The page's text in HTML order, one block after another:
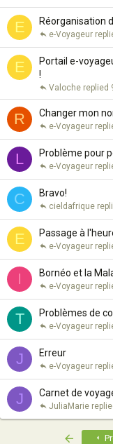
E Réorganisation
e-Voyageur
E
Portail e-
!
Valoche
R Changer mon
e-Voyageur
L Problème pour
e-Voyageur
C Bravo!
cieldafrique
E Passage à
e-Voyageur
I Bornéo et la
e-Voyageur
T Problèmes de
e-Voyageur
J Erreur
e-Voyageur
J Carnet de
JuliaMarie